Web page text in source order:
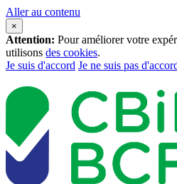
Aller au contenu
×
Attention: Pour améliorer votre
utilisons des cookies.
Je suis d'accord Je ne suis pas